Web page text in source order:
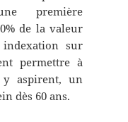
première
de la valeur
sur
permettre à
aspirent, un
dès 60 ans.